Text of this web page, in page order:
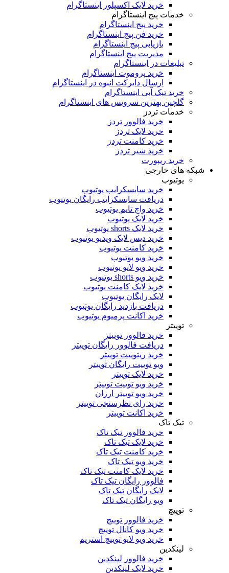
خرید لایک اکسپلور اینستاگرام
خدمات پیج اینستاگرام
خرید پیج اینستاگرام
خرید فن پیج اینستاگرام
بازیابی پیج اینستاگرام
مدیریت پیج اینستاگرام
تبلیغات در اینستاگرام
خرید پروموت اینستاگرام
ارسال دایرکت انبوه در اینستاگرام
خرید تیک آبی اینستاگرام
گلچین بهترین سرویس های اینستاگرام
خدمات تردز
خرید فالوور تردز
خرید لایک تردز
خرید کامنت تردز
خرید شیر تردز
خرید ریپورت
شبکه های خارجی
یوتیوب
خرید سابسکرایب یوتیوب
دریافت سابسکرایب رایگان یوتیوب
خرید واچ تایم یوتیوب
خرید لایک یوتیوب
خرید لایک shorts یوتیوب
خرید دیس لایک ویدیو یوتیوب
خرید کامنت یوتیوب
خرید ویو یوتیوب
خرید ویو لایو یوتیوب
خرید ویو shorts یوتیوب
خرید لایک کامنت یوتیوب
لایک رایگان یوتیوب
دریافت بازدید رایگان یوتیوب
خرید اکانت پرمیوم یوتیوب
توییتر
خرید فالوور توییتر
دریافت فالوور رایگان توییتر
خرید ریتوییت توییتر
ویو توییت رایگان توییتر
خرید لایک توییتر
خرید ویو توییت توییتر
خرید ویو توییتر ارزان
خرید رای نظرسنجی توییتر
خرید اکانت توییتر
تیک تاک
خرید فالوور تیک تاک
خرید لایک تیک تاک
خرید کامنت تیک ‌تاک
خرید ویو تیک تاک
خرید لایک کامنت تیک تاک
فالوور رایگان تیک تاک
لایک رایگان تیک تاک
ویو رایگان تیک تاک
توییچ
خرید فالوور توییچ
خرید ویو کانال توییچ
خرید ویو لایو توییچ استریم
لینکدین
خرید فالوور لینکدین
خرید لایک لینکدین